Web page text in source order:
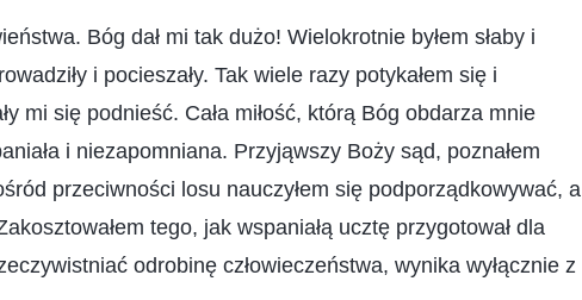
Bóg dał mi tak dużo! Wielokrotnie byłem słaby i
i pocieszały. Tak wiele razy potykałem się i
mi się podnieść. Cała miłość, którą Bóg obdarza mnie
i niezapomniana. Przyjąwszy Boży sąd, poznałem
przeciwności losu nauczyłem się podporządkowywać, a
tego, jak wspaniałą ucztę przygotował dla
odrobinę człowieczeństwa, wynika wyłącznie z